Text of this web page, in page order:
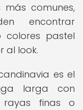
comunes,
encontrar
pastel
al look.
es el
larga con
rayas finas o